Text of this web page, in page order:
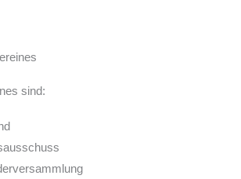
sind: